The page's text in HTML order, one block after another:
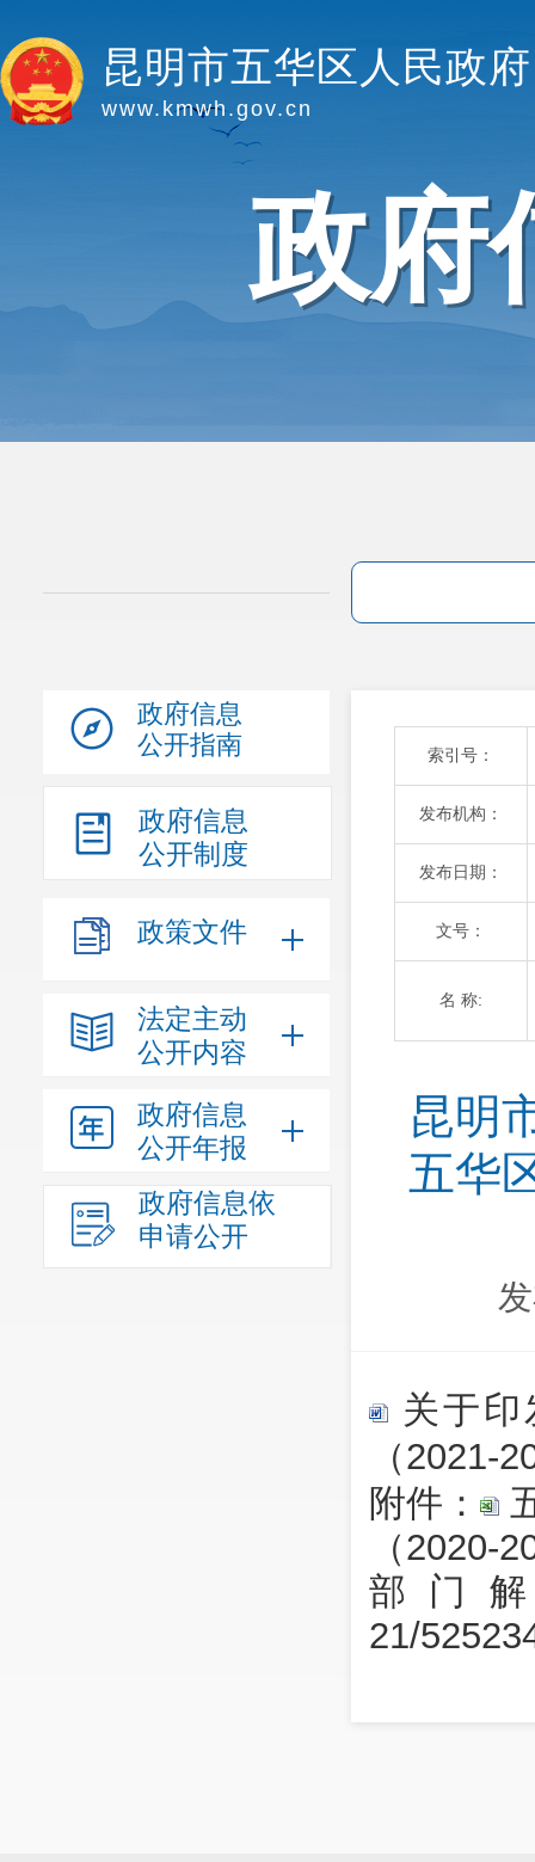
昆明市五华区人民政府
www.kmwh.gov.cn
政府
政府信息
公开指南
政府信息
公开制度
政策文件
法定主动
公开内容
政府信息
公开年报
政府信息依
申请公开
索引号：
发布机构：
发布日期：
文号：
名 称:
昆明
五华
关于
（2021-
附件：
（2020-
部门
21/